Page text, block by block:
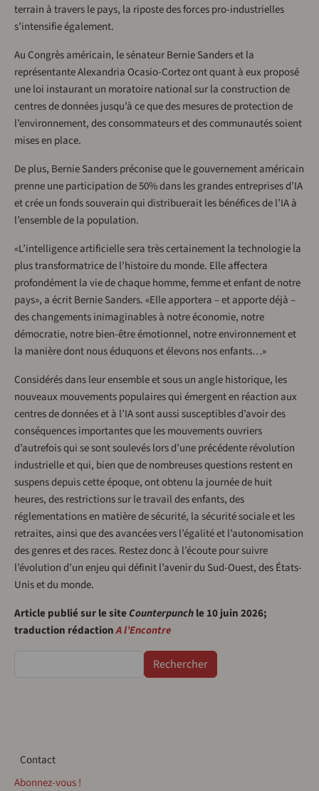
terrain à travers le pays, la riposte des forces pro-industrielles
s’intensifie également.
Au Congrès américain, le sénateur Bernie Sanders et la
représentante Alexandria Ocasio-Cortez ont quant à eux proposé
une loi instaurant un moratoire national sur la construction de
centres de données jusqu’à ce que des mesures de protection de
l’environnement, des consommateurs et des communautés soient
mises en place.
De plus, Bernie Sanders préconise que le gouvernement américain
prenne une participation de 50% dans les grandes entreprises d’IA
et crée un fonds souverain qui distribuerait les bénéfices de l’IA à
l’ensemble de la population.
«L’intelligence artificielle sera très certainement la technologie la
plus transformatrice de l’histoire du monde. Elle affectera
profondément la vie de chaque homme, femme et enfant de notre
pays», a écrit Bernie Sanders. «Elle apportera – et apporte déjà –
des changements inimaginables à notre économie, notre
démocratie, notre bien-être émotionnel, notre environnement et
la manière dont nous éduquons et élevons nos enfants…»
Considérés dans leur ensemble et sous un angle historique, les
nouveaux mouvements populaires qui émergent en réaction aux
centres de données et à l’IA sont aussi susceptibles d’avoir des
conséquences importantes que les mouvements ouvriers
d’autrefois qui se sont soulevés lors d’une précédente révolution
industrielle et qui, bien que de nombreuses questions restent en
suspens depuis cette époque, ont obtenu la journée de huit
heures, des restrictions sur le travail des enfants, des
réglementations en matière de sécurité, la sécurité sociale et les
retraites, ainsi que des avancées vers l’égalité et l’autonomisation
des genres et des races. Restez donc à l’écoute pour suivre
l’évolution d’un enjeu qui définit l’avenir du Sud-Ouest, des États-
Unis et du monde.
Article publié sur le site Counterpunchle 10 juin 2026;
traduction rédactionA l’Encontre
Contact
Contact
Abonnez-vous !